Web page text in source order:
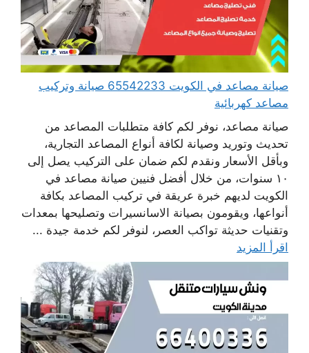
صيانة مصاعد في الكويت 65542233 صيانة وتركيب
مصاعد كهربائية
صيانة مصاعد، نوفر لكم كافة متطلبات المصاعد من
تحديث وتوريد وصيانة لكافة أنواع المصاعد التجارية،
وبأقل الأسعار ونقدم لكم ضمان على التركيب يصل إلى
١٠ سنوات، من خلال أفضل فنيين صيانة مصاعد في
الكويت لديهم خبرة عريقة في تركيب المصاعد بكافة
أنواعها، ويقومون بصيانة الاسانسيرات وتصليحها بمعدات
وتقنيات حديثة تواكب العصر، لنوفر لكم خدمة جيدة ...
اقرأ المزيد